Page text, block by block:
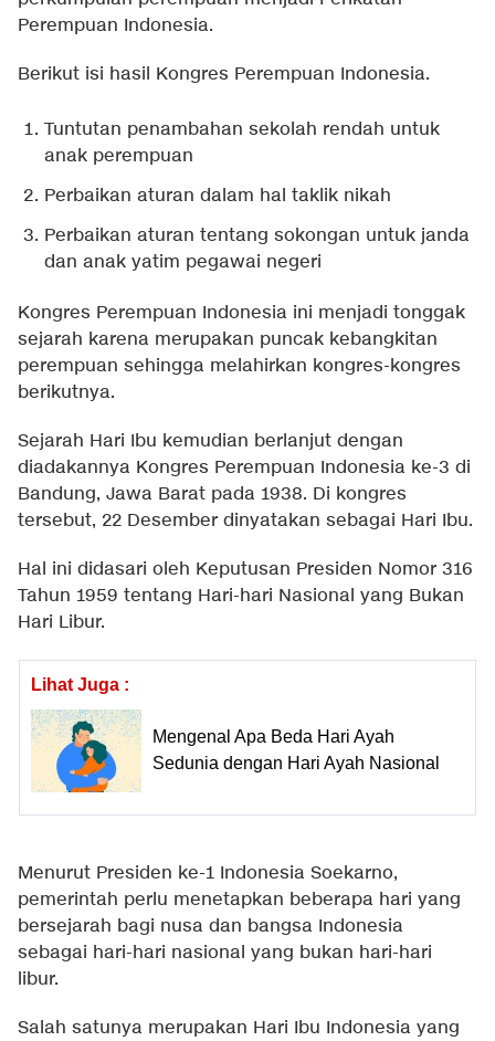
Perempuan Indonesia.
Berikut isi hasil Kongres Perempuan Indonesia.
Tuntutan penambahan sekolah rendah untuk
anak perempuan
Perbaikan aturan dalam hal taklik nikah
Perbaikan aturan tentang sokongan untuk janda
dan anak yatim pegawai negeri
Kongres Perempuan Indonesia ini menjadi tonggak
sejarah karena merupakan puncak kebangkitan
perempuan sehingga melahirkan kongres-kongres
berikutnya.
Sejarah Hari Ibu kemudian berlanjut dengan
diadakannya Kongres Perempuan Indonesia ke-3 di
Bandung, Jawa Barat pada 1938. Di kongres
tersebut, 22 Desember dinyatakan sebagai Hari Ibu.
Hal ini didasari oleh Keputusan Presiden Nomor 316
Tahun 1959 tentang Hari-hari Nasional yang Bukan
Hari Libur.
Lihat Juga :
Mengenal Apa Beda Hari Ayah
Sedunia dengan Hari Ayah Nasional
Menurut Presiden ke-1 Indonesia Soekarno,
pemerintah perlu menetapkan beberapa hari yang
bersejarah bagi nusa dan bangsa Indonesia
sebagai hari-hari nasional yang bukan hari-hari
libur.
Salah satunya merupakan Hari Ibu Indonesia yang